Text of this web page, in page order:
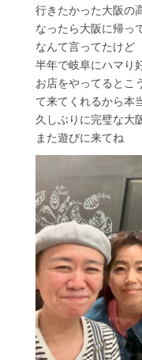
行きたかった大阪の
なったら大阪に帰っ
なんて言ってたけど
半年で岐阜にハマり
お店をやってるとこ
て来てくれるから本
久しぶりに完璧な大
また遊びに来てね